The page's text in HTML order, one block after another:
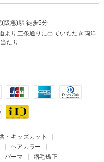
(阪急)駅 徒歩5分
より三条通りに出ていただき両洋
たり
・キッズカット
ヘアカラー
パーマ
縮毛矯正